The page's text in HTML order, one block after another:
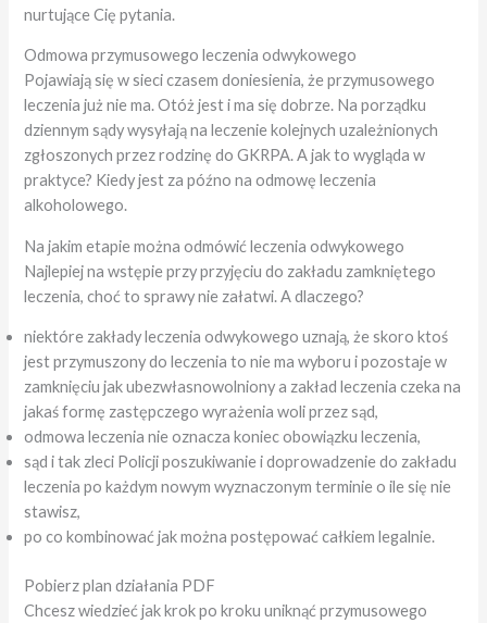
nurtujące Cię pytania.
Odmowa przymusowego leczenia odwykowego
Pojawiają się w sieci czasem doniesienia, że przymusowego
leczenia już nie ma. Otóż jest i ma się dobrze. Na porządku
dziennym sądy wysyłają na leczenie kolejnych uzależnionych
zgłoszonych przez rodzinę do GKRPA. A jak to wygląda w
praktyce? Kiedy jest za późno na odmowę leczenia
alkoholowego.
Na jakim etapie można odmówić leczenia odwykowego
Najlepiej na wstępie przy przyjęciu do zakładu zamkniętego
leczenia, choć to sprawy nie załatwi. A dlaczego?
niektóre zakłady leczenia odwykowego uznają, że skoro ktoś
jest przymuszony do leczenia to nie ma wyboru i pozostaje w
zamknięciu jak ubezwłasnowolniony a zakład leczenia czeka na
jakaś formę zastępczego wyrażenia woli przez sąd,
odmowa leczenia nie oznacza koniec obowiązku leczenia,
sąd i tak zleci Policji poszukiwanie i doprowadzenie do zakładu
leczenia po każdym nowym wyznaczonym terminie o ile się nie
stawisz,
po co kombinować jak można postępować całkiem legalnie.
Pobierz plan działania PDF
Chcesz wiedzieć jak krok po kroku uniknąć przymusowego